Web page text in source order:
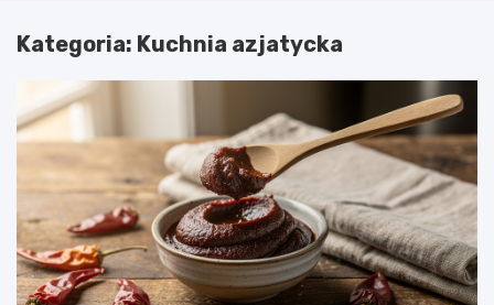
Kategoria: Kuchnia azjatycka